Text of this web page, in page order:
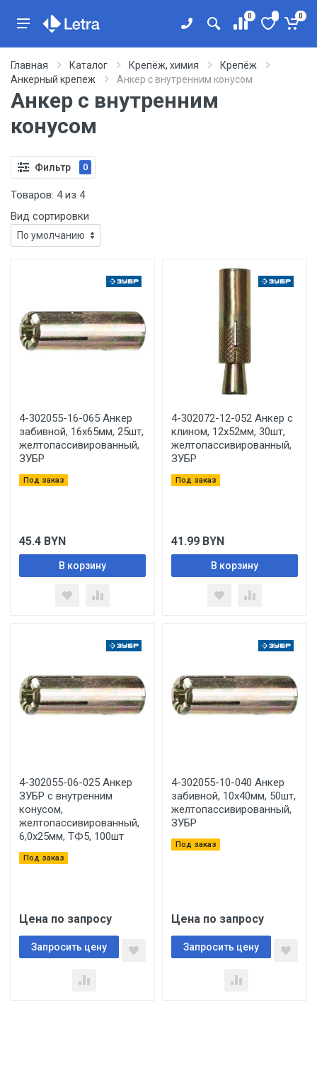
0 0
Главная Каталог Крепёж, химия
Крепёж
Анкерный крепеж
Анкер с внутренним конусом
Анкер с внутренним
конусом
Фильтр 0
Товаров: 4из 4
Вид сортировки
4-302055-16-065 Анкер
забивной, 16х65мм, 25шт,
желтопассивированный,
ЗУБР
Под заказ
45.4 BYN
В корзину
4-302072-12-052 Анкер с
клином, 12х52мм, 30шт,
желтопассивированный,
ЗУБР
Под заказ
41.99 BYN
В корзину
4-302055-06-025 Анкер
ЗУБР с внутренним
конусом,
желтопассивированный,
6,0х25мм, ТФ5, 100шт
Под заказ
Цена по запросу
Запросить цену
4-302055-10-040 Анкер
забивной, 10х40мм, 50шт,
желтопассивированный,
ЗУБР
Под заказ
Цена по запросу
Запросить цену